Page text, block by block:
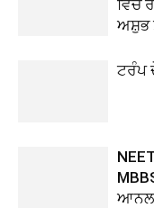
ਵਿੱਚ
ਅਸ਼ੁਭ
ਟਰੰਪ